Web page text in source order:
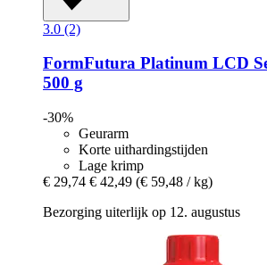
3.0 (2)
FormFutura Platinum LCD
500 g
-30%
Geurarm
Korte uithardingstijden
Lage krimp
€ 29,74 € 42,49 (€ 59,48 / kg)
Bezorging uiterlijk op 12. augustus